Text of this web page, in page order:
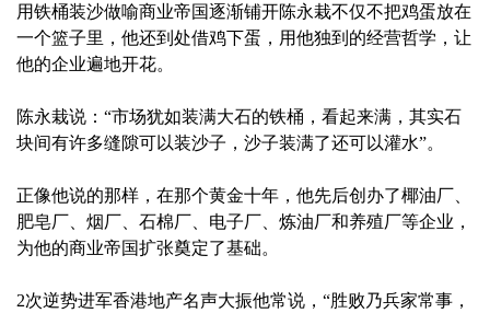
用铁桶装沙做喻商业帝国逐渐铺开陈永栽不仅不把鸡蛋放在
一个篮子里，他还到处借鸡下蛋，用他独到的经营哲学，让
他的企业遍地开花。
陈永栽说：“市场犹如装满大石的铁桶，看起来满，其实石
块间有许多缝隙可以装沙子，沙子装满了还可以灌水”。
正像他说的那样，在那个黄金十年，他先后创办了椰油厂、
肥皂厂、烟厂、石棉厂、电子厂、炼油厂和养殖厂等企业，
为他的商业帝国扩张奠定了基础。
2次逆势进军香港地产名声大振他常说，“胜败乃兵家常事，